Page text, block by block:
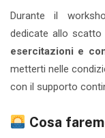
Durante il
dedicate allo scatto
esercitazioni e
metterti nelle
con il supporto
Cosa